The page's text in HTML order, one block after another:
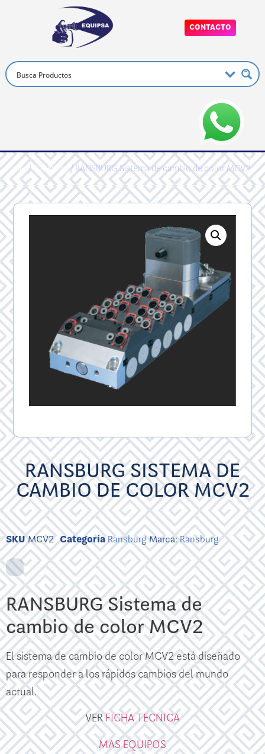
CONTACTO
Inicio/Ransburg/ RANSBURG Sistema de cambio de color MCV2
RANSBURG SISTEMA DE
CAMBIO DE COLOR MCV2
SKUMCV2 CategoríaRansburg Marca:Ransburg
RANSBURG Sistema de
cambio de color MCV2
El sistema de cambio de color MCV2 está diseñado
para responder a los rápidos cambios del mundo
actual.
VERFICHA TECNICA
MAS EQUIPOS